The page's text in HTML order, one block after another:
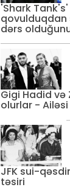
'Shark
qovulduqdan
dərs
Gigi Hadid və
olurlar -
JFK sui-
təsiri